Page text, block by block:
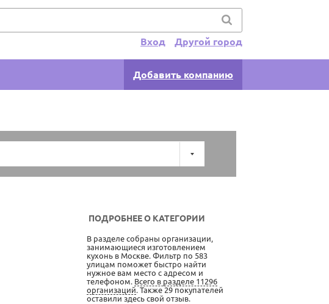
Другой город
Вход
Добавить компанию
ПОДРОБНЕЕ О КАТЕГОРИИ
В разделе собраны организации,
занимающиеся изготовлением
кухонь в Москве. Фильтр по 583
улицам поможет быстро найти
нужное вам место с адресом и
телефоном. Всего в разделе 11296
организаций. Также 29 покупателей
оставили здесь свой отзыв.